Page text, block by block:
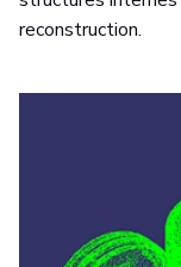
reconstruction.